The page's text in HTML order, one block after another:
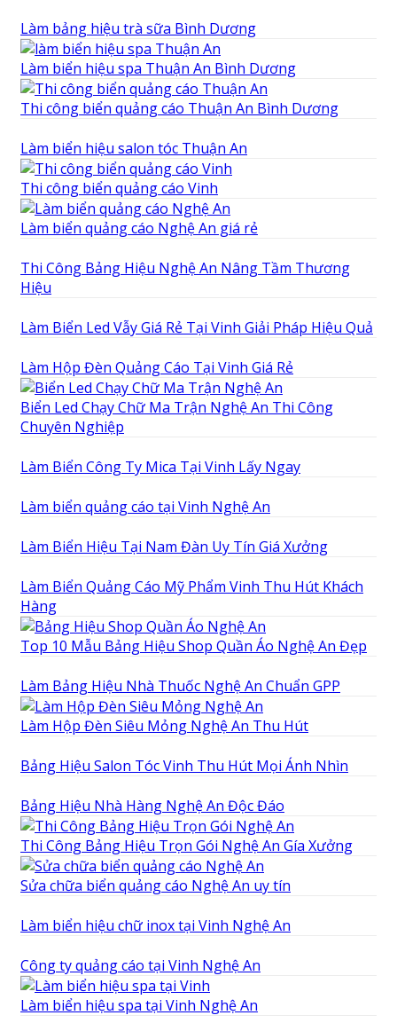
Làm bảng hiệu trà sữa Bình Dương
Làm biển hiệu spa Thuận An Bình Dương
Thi công biển quảng cáo Thuận An Bình Dương
Làm biển hiệu salon tóc Thuận An
Thi công biển quảng cáo Vinh
Làm biển quảng cáo Nghệ An giá rẻ
Thi Công Bảng Hiệu Nghệ An Nâng Tầm Thương
Hiệu
Làm Biển Led Vẫy Giá Rẻ Tại Vinh Giải Pháp Hiệu Quả
Làm Hộp Đèn Quảng Cáo Tại Vinh Giá Rẻ
Biển Led Chạy Chữ Ma Trận Nghệ An Thi Công
Chuyên Nghiệp
Làm Biển Công Ty Mica Tại Vinh Lấy Ngay
Làm biển quảng cáo tại Vinh Nghệ An
Làm Biển Hiệu Tại Nam Đàn Uy Tín Giá Xưởng
Làm Biển Quảng Cáo Mỹ Phẩm Vinh Thu Hút Khách
Hàng
Top 10 Mẫu Bảng Hiệu Shop Quần Áo Nghệ An Đẹp
Làm Bảng Hiệu Nhà Thuốc Nghệ An Chuẩn GPP
Làm Hộp Đèn Siêu Mỏng Nghệ An Thu Hút
Bảng Hiệu Salon Tóc Vinh Thu Hút Mọi Ánh Nhìn
Bảng Hiệu Nhà Hàng Nghệ An Độc Đáo
Thi Công Bảng Hiệu Trọn Gói Nghệ An Gía Xưởng
Sửa chữa biển quảng cáo Nghệ An uy tín
Làm biển hiệu chữ inox tại Vinh Nghệ An
Công ty quảng cáo tại Vinh Nghệ An
Làm biển hiệu spa tại Vinh Nghệ An